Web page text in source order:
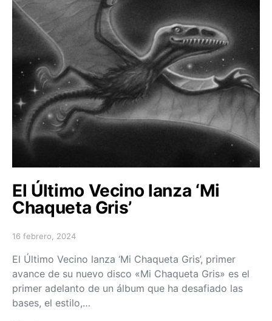
El Último Vecino lanza ‘Mi
Chaqueta Gris’
Posted on
16 febrero, 2024
El Último Vecino lanza ‘Mi Chaqueta Gris’, primer
avance de su nuevo disco «Mi Chaqueta Gris» es el
primer adelanto de un álbum que ha desafiado las
bases, el estilo,…